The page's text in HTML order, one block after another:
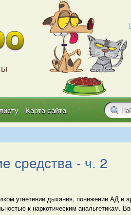
Карта сайта
средства - ч. 2
угнетении дыхания, понижении АД и
к наркотическим анальгетикам.